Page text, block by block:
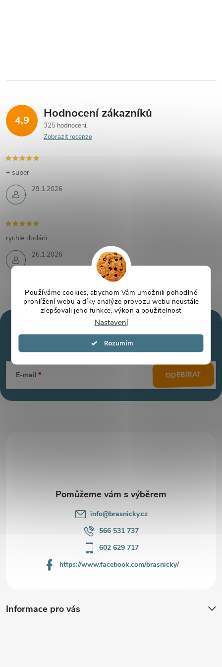
Používáme cookies, abychom Vám umožnili pohodlné
prohlížení webu a díky analýze provozu webu neustále
zlepšovali jeho funkce, výkon a použitelnost
Nastavení
Souhlasím
4,9 Hodnocení zákazníků
325 hodnocení
Zobrazit recenze
29.1.2026
+ super
26.1.2026
rychlé dodání
p
Mějte přehled o novinkách
a slevách
E-mail ODEBÍRAT
info@brasnicky.cz
566 531 737
602 629 717
https://www.facebook.com/brasnicky/
Informace pro vás